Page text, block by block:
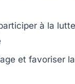
à la lutte
et favoriser la